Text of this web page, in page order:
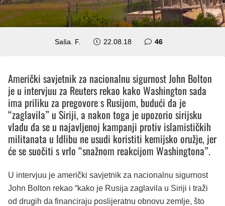
Saša. F. 22.08.18 46komentara
Američki savjetnik za nacionalnu sigurnost John Bolton
je u intervjuu za Reuters rekao kako Washington sada
ima priliku za pregovore s Rusijom, budući da je
“zaglavila” u Siriji, a nakon toga je upozorio sirijsku
vladu da se u najavljenoj kampanji protiv islamističkih
militanata u Idlibu ne usudi koristiti kemijsko oružje, jer
će se suočiti s vrlo “snažnom reakcijom Washingtona”.
U intervjuu je američki savjetnik za nacionalnu sigurnost
John Bolton rekao “kako je Rusija zaglavila u Siriji i traži
od drugih da financiraju poslijeratnu obnovu zemlje, što